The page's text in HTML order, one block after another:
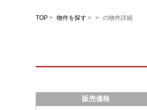
TOP > 物件を探す > > の物件詳細
販売価格